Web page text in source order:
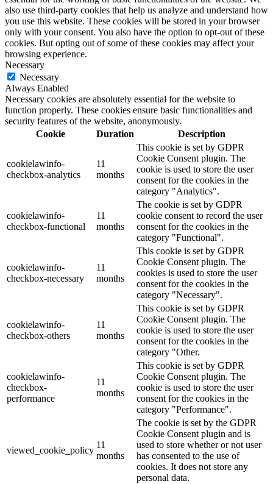
also use third-party cookies that help us analyze and understand how
you use this website. These cookies will be stored in your browser
only with your consent. You also have the option to opt-out of these
cookies. But opting out of some of these cookies may affect your
browsing experience.
Necessary
Necessary
Always Enabled
Necessary cookies are absolutely essential for the website to
function properly. These cookies ensure basic functionalities and
security features of the website, anonymously.
Cookie
Duration Description
cookielawinfo-
checkbox-analytics
11
months
This cookie is set by GDPR
Cookie Consent plugin. The
cookie is used to store the user
consent for the cookies in the
category "Analytics".
cookielawinfo-
checkbox-functional
11
months
The cookie is set by GDPR
cookie consent to record the user
consent for the cookies in the
category "Functional".
cookielawinfo-
checkbox-necessary
11
months
This cookie is set by GDPR
Cookie Consent plugin. The
cookies is used to store the user
consent for the cookies in the
category "Necessary".
cookielawinfo-
checkbox-others
11
months
This cookie is set by GDPR
Cookie Consent plugin. The
cookie is used to store the user
consent for the cookies in the
category "Other.
cookielawinfo-
checkbox-
performance
11
months
This cookie is set by GDPR
Cookie Consent plugin. The
cookie is used to store the user
consent for the cookies in the
category "Performance".
viewed_cookie_policy
11
months
The cookie is set by the GDPR
Cookie Consent plugin and is
used to store whether or not user
has consented to the use of
cookies. It does not store any
personal data.